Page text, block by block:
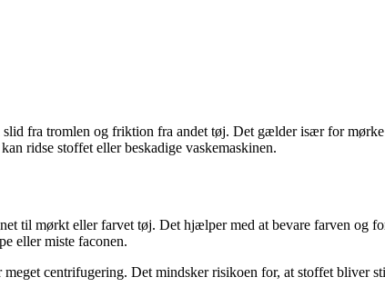
fra tromlen og friktion fra andet tøj. Det gælder især for
ridse stoffet eller beskadige vaskemaskinen.
til mørkt eller farvet tøj. Det hjælper med at bevare farven og
eller miste faconen.
centrifugering. Det mindsker risikoen for, at stoffet bliver